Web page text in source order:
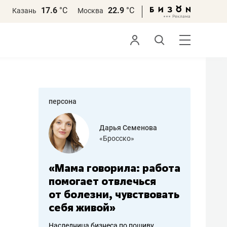
Казань 17.6 °С Москва 22.9 °С
персона
Дарья Семенова
«Бросско»
«Мама говорила: работа
помогает отвлечься
от болезни, чувствовать
себя живой»